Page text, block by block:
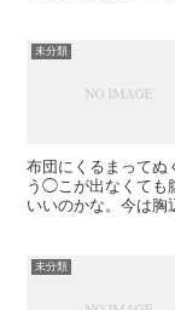
未分類
布団にくるまってぬ
う◯こが出なくても
いいのかな。今は胸
未分類